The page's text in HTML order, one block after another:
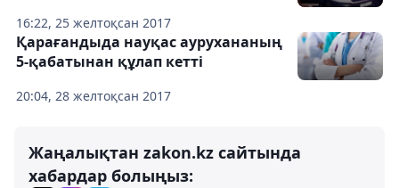
16:22, 25 желтоқсан 2017
20:04, 28 желтоқсан 2017
Қарағандыда науқас аурухананың
5-қабатынан құлап кетті
Жаңалықтан zakon.kz сайтында
хабардар болыңыз: